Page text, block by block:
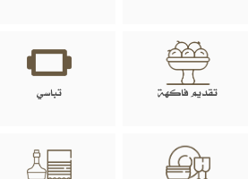
تقديم فاكهة تباسي